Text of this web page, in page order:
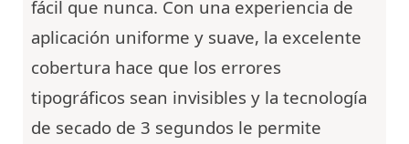
fácil que nunca. Con una experiencia de
aplicación uniforme y suave, la excelente
cobertura hace que los errores
tipográficos sean invisibles y la tecnología
de secado de 3 segundos le permite